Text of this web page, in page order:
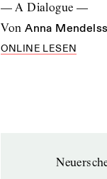
— A Dialogue —
von Anna
ONLINE LESEN